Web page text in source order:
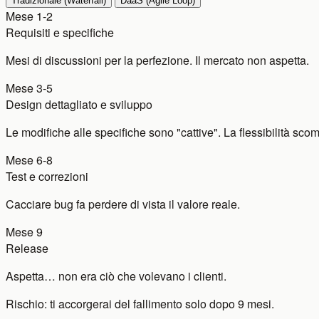
Mese 1-2
Requisiti e specifiche
Mesi di discussioni per la perfezione. Il mercato non aspetta.
Mese 3-5
Design dettagliato e sviluppo
Le modifiche alle specifiche sono "cattive". La flessibilità
Mese 6-8
Test e correzioni
Cacciare bug fa perdere di vista il valore reale.
Mese 9
Release
Aspetta… non era ciò che volevano i clienti.
Rischio: ti accorgerai del fallimento solo dopo 9 mesi.